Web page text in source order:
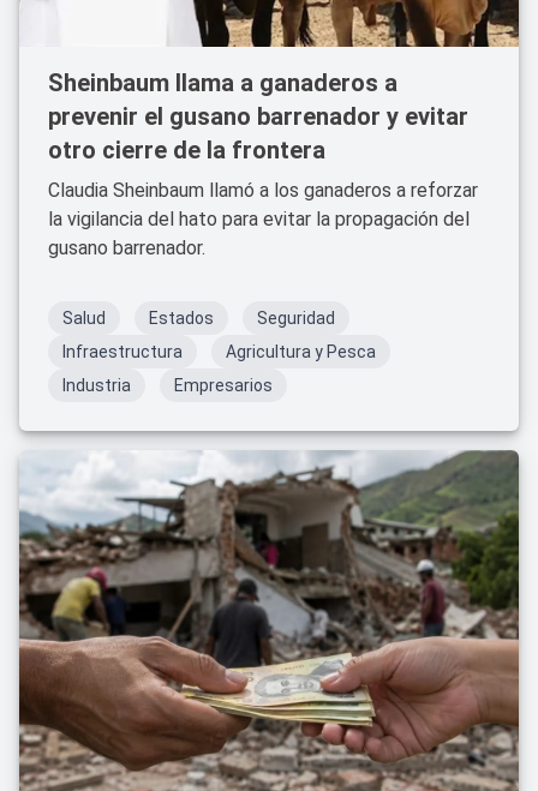
Sheinbaum llama a ganaderos a
prevenir el gusano barrenador y evitar
otro cierre de la frontera
Claudia Sheinbaum llamó a los ganaderos a reforzar
la vigilancia del hato para evitar la propagación del
gusano barrenador.
Salud Estados
Seguridad
Infraestructura
Agricultura y Pesca
Industria
Empresarios